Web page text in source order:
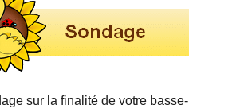
sur la finalité de votre basse-